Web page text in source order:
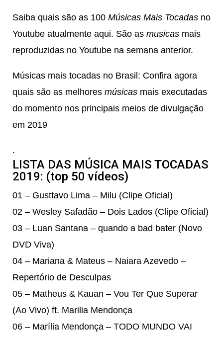
Saiba quais são as 100 Músicas Mais Tocadas no
Youtube atualmente aqui. São as musicas mais
reproduzidas no Youtube na semana anterior.
Músicas mais tocadas no Brasil: Confira agora
quais são as melhores músicas mais executadas
do momento nos principais meios de divulgação
em 2019
.
LISTA DAS MÚSICA MAIS TOCADAS
2019: (top 50 vídeos)
01 – Gusttavo Lima – Milu (Clipe Oficial)
02 – Wesley Safadão – Dois Lados (Clipe Oficial)
03 – Luan Santana – quando a bad bater (Novo
DVD Viva)
04 – Mariana & Mateus – Naiara Azevedo –
Repertório de Desculpas
05 – Matheus & Kauan – Vou Ter Que Superar
(Ao Vivo) ft. Marilia Mendonça
06 – Marília Mendonça – TODO MUNDO VAI